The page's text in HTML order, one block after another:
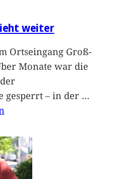
weiter
Ortseingang Groß-
Monate war die
gesperrt – in der …